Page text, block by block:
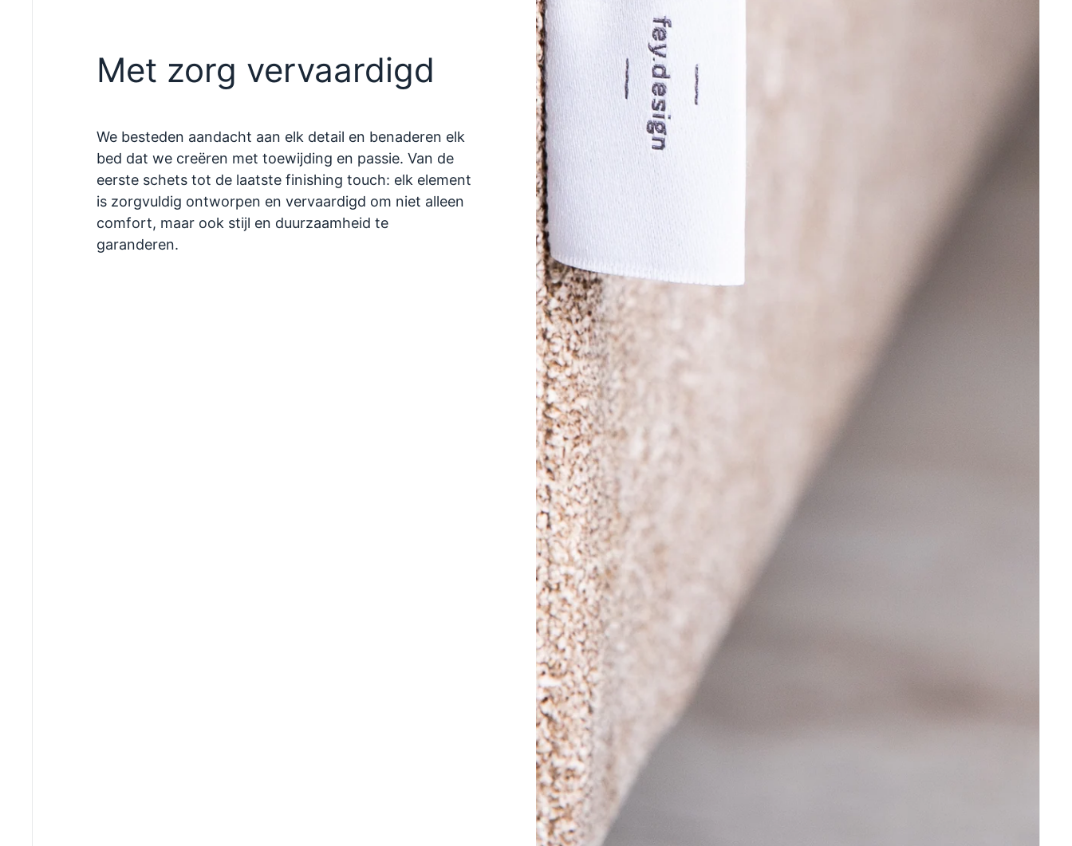
Met zorg vervaardigd
We besteden aandacht aan elk detail en benaderen elk
bed dat we creëren met toewijding en passie. Van de
eerste schets tot de laatste finishing touch: elk element
is zorgvuldig ontworpen en vervaardigd om niet alleen
comfort, maar ook stijl en duurzaamheid te
garanderen.